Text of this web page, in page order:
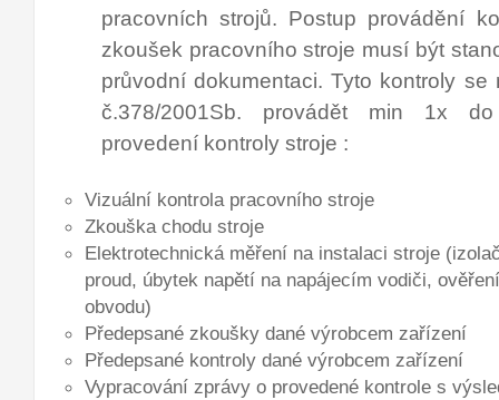
pracovních strojů. Postup provádění
zkoušek pracovního stroje musí být
průvodní dokumentaci. Tyto kontroly se
č.378/2001Sb. provádět min 1x
provedení kontroly stroje :
Vizuální kontrola pracovního stroje
Zkouška chodu stroje
Elektrotechnická měření na instalaci stroje
proud, úbytek napětí na napájecím vodiči,
obvodu)
Předepsané zkoušky dané výrobcem zařízení
Předepsané kontroly dané výrobcem zařízení
Vypracování zprávy o provedené kontrole s